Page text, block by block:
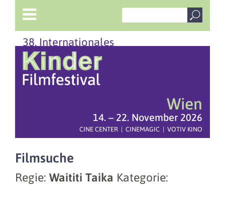
38. Internationales
Wien
14. – 22. November 2026
CINE CENTER | CINEMAGIC | VOTIV KINO
Filmsuche
Regie: Waititi Taika Kategorie: